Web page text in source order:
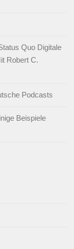
Quo Digitale
Robert C.
Podcasts
Beispiele